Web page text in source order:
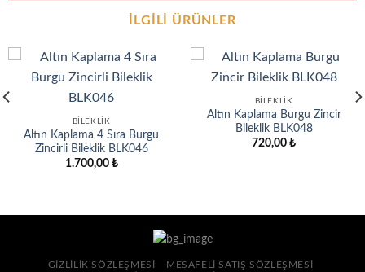
İLGILI ÜRÜNLER
BILEKLIK
Altın Kaplama 4 Sıra Burgu
Zincirli Bileklik BLK046
1.700,00 ₺
BILEKLIK
Altın Kaplama Burgu Zincir
Bileklik BLK048
720,00 ₺
GIZLILIK SÖZLEŞMESI
MESAFELI SATIŞ SÖZLEŞMESI